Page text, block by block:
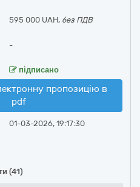
595 000 UAH, без ПДВ
-
підписано
пропозицію в
pdf
01-03-2026, 19:17:30
(41)